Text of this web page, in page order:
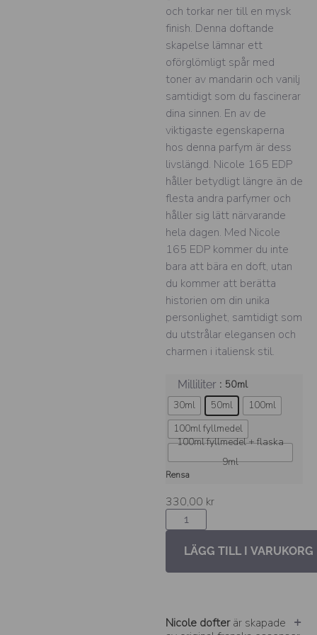
och torkar ner till en mysk
finish. Denna doftande
skapelse lämnar ett
oförglömligt spår med
toner av mandarin och vanilj
samtidigt som du fascinerar
dina sinnen. En av de
viktigaste egenskaperna
hos denna parfym är dess
livslängd. Nicole 165 EDP
håller betydligt längre än de
flesta andra parfymer och
håller sig lätt närvarande
hela dagen. Med Nicole
165 EDP kommer du inte
bara att bära en doft, utan
du kommer att berätta
historien om din unika
personlighet, samtidigt som
du utstrålar elegansen och
charmen i italiensk stil.
Milliliter : 50ml
30ml 50ml
100ml
100ml fyllmedel
100ml fyllmedel + flaska
9ml
Rensa
330,00 kr
LÄGG TILL I VARUKORG
Nicole dofterär skapade